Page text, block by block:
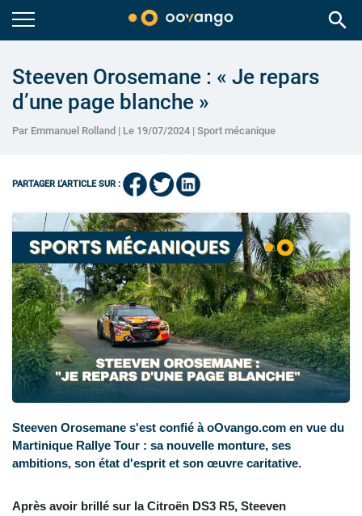
search
Steeven Orosemane : « Je repars
d’une page blanche »
Par Emmanuel Rolland | Le 19/07/2024 | Sport mécanique
PARTAGER L'ARTICLE SUR :
Steeven Orosemane s'est confié à oOvango.com en vue du
Martinique Rallye Tour : sa nouvelle monture, ses
ambitions, son état d'esprit et son œuvre caritative.
Après avoir brillé sur la Citroën DS3 R5, Steeven